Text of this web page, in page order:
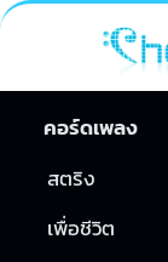
คอร์ดเพลง
สตริง
เพื่อชีวิต